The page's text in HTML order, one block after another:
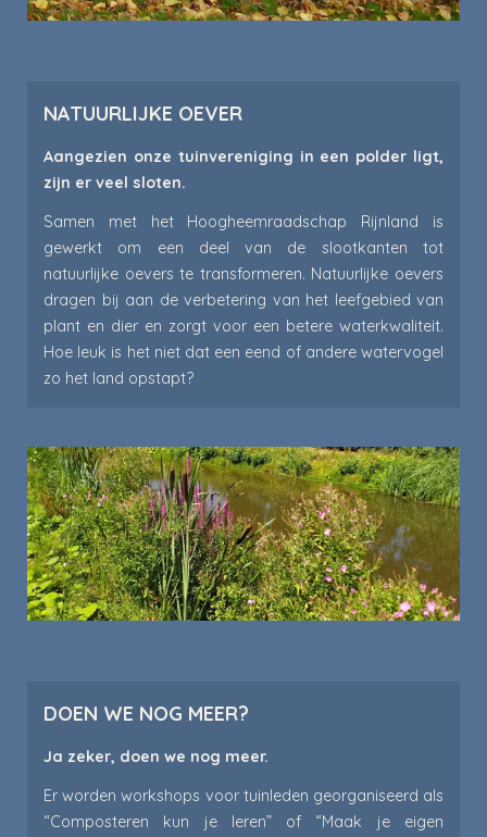
NATUURLIJKE OEVER
Aangezien onze tuinvereniging in een polder ligt,
zijn er veel sloten.
Samen met het Hoogheemraadschap Rijnland is
gewerkt om een deel van de slootkanten tot
natuurlijke oevers te transformeren. Natuurlijke oevers
dragen bij aan de verbetering van het leefgebied van
plant en dier en zorgt voor een betere waterkwaliteit.
Hoe leuk is het niet dat een eend of andere watervogel
zo het land opstapt?
DOEN WE NOG MEER?
Ja zeker, doen we nog meer.
Er worden workshops voor tuinleden georganiseerd als
“Composteren kun je leren” of “Maak je eigen